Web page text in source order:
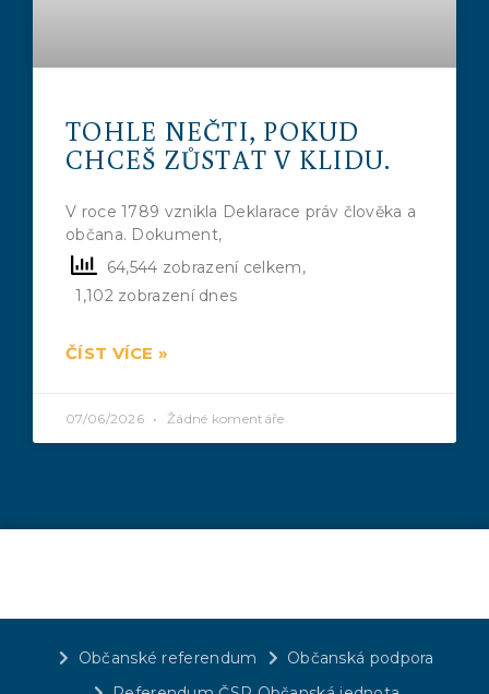
TOHLE NEČTI, POKUD
CHCEŠ ZŮSTAT V KLIDU.
V roce 1789 vznikla Deklarace práv člověka a
občana. Dokument,
64,544 zobrazení celkem,
1,102 zobrazení dnes
ČÍST VÍCE »
07/06/2026 Žádné komentáře
Občanské referendum
Občanská podpora